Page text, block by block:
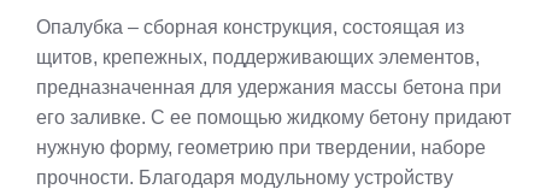
Опалубка – сборная конструкция, состоящая из
щитов, крепежных, поддерживающих элементов,
предназначенная для удержания массы бетона при
его заливке. С ее помощью жидкому бетону придают
нужную форму, геометрию при твердении, наборе
прочности. Благодаря модульному устройству